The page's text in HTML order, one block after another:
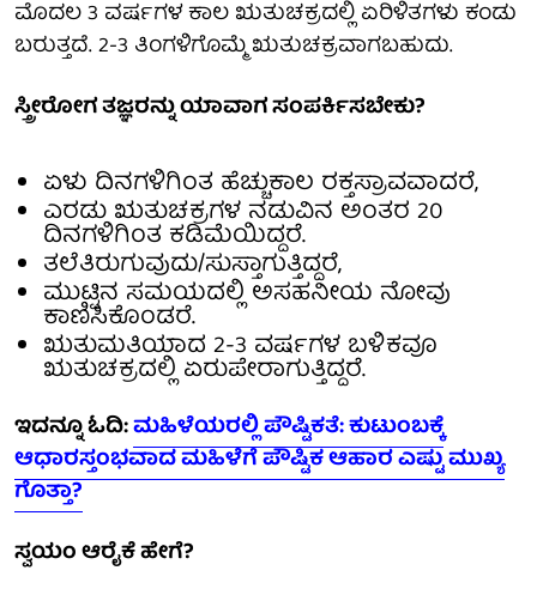
ಮೊದಲ 3 ವರ್ಷಗಳ ಕಾಲ ಋತುಚಕ್ರದಲ್ಲಿ ಏರಿಳಿತಗಳು ಕಂಡು
ಬರುತ್ತದೆ. 2-3 ತಿಂಗಳಿಗೊಮ್ಮೆ ಋತುಚಕ್ರವಾಗಬಹುದು.
ಸ್ತ್ರೀರೋಗ ತಜ್ಞರನ್ನು ಯಾವಾಗ ಸಂಪರ್ಕಿಸಬೇಕು?
ಏಳು ದಿನಗಳಿಗಿಂತ ಹೆಚ್ಚುಕಾಲ ರಕ್ತಸ್ರಾವವಾದರೆ,
ಎರಡು ಋತುಚಕ್ರಗಳ ನಡುವಿನ ಅಂತರ 20
ದಿನಗಳಿಗಿಂತ ಕಡಿಮೆಯಿದ್ದರೆ.
ತಲೆತಿರುಗುವುದು/ಸುಸ್ತಾಗುತ್ತಿದ್ದರೆ,
ಮುಟ್ಟಿನ ಸಮಯದಲ್ಲಿ ಅಸಹನೀಯ ನೋವು
ಕಾಣಿಸಿಕೊಂಡರೆ.
ಋತುಮತಿಯಾದ 2-3 ವರ್ಷಗಳ ಬಳಿಕವೂ
ಋತುಚಕ್ರದಲ್ಲಿ ಏರುಪೇರಾಗುತ್ತಿದ್ದರೆ.
ಇದನ್ನೂ ಓದಿ:ಮಹಿಳೆಯರಲ್ಲಿ ಪೌಷ್ಟಿಕತೆ: ಕುಟುಂಬಕ್ಕೆ
ಆಧಾರಸ್ತಂಭವಾದ ಮಹಿಳೆಗೆ ಪೌಷ್ಟಿಕ ಆಹಾರ ಎಷ್ಟು ಮುಖ್ಯ
ಗೊತ್ತಾ?
ಸ್ವಯಂ ಆರೈಕೆ ಹೇಗೆ?